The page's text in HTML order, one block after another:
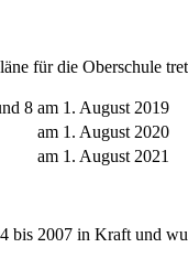
für die Oberschule
8 am 1. August 2019
am 1. August 2020
am 1. August 2021
bis 2007 in Kraft und